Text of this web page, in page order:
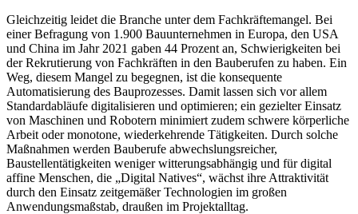
Gleichzeitig leidet die Branche unter dem Fachkräftemangel. Bei
einer Befragung von 1.900 Bauunternehmen in Europa, den USA
und China im Jahr 2021 gaben 44 Prozent an, Schwierigkeiten bei
der Rekrutierung von Fachkräften in den Bauberufen zu haben. Ein
Weg, diesem Mangel zu begegnen, ist die konsequente
Automatisierung des Bauprozesses. Damit lassen sich vor allem
Standardabläufe digitalisieren und optimieren; ein gezielter Einsatz
von Maschinen und Robotern minimiert zudem schwere körperliche
Arbeit oder monotone, wiederkehrende Tätigkeiten. Durch solche
Maßnahmen werden Bauberufe abwechslungsreicher,
Baustellentätigkeiten weniger witterungsabhängig und für digital
affine Menschen, die „Digital Natives“, wächst ihre Attraktivität
durch den Einsatz zeitgemäßer Technologien im großen
Anwendungsmaßstab, draußen im Projektalltag.